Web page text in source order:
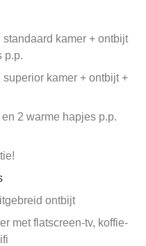
kamer + ontbijt
p.p.
kamer + ontbijt +
2 warme hapjes p.p.
ontbijt
met flatscreen-tv, koffie-